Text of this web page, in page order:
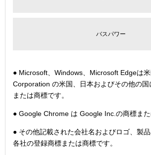
バスパワー
● Microsoft、Windows、Microsoft Edgeは
Corporation の米国、日本およびその他の
または商標です。
● Google Chrome は Google Inc.の商標また
● その他記載された会社名およびロゴ、製
各社の登録商標または商標です。